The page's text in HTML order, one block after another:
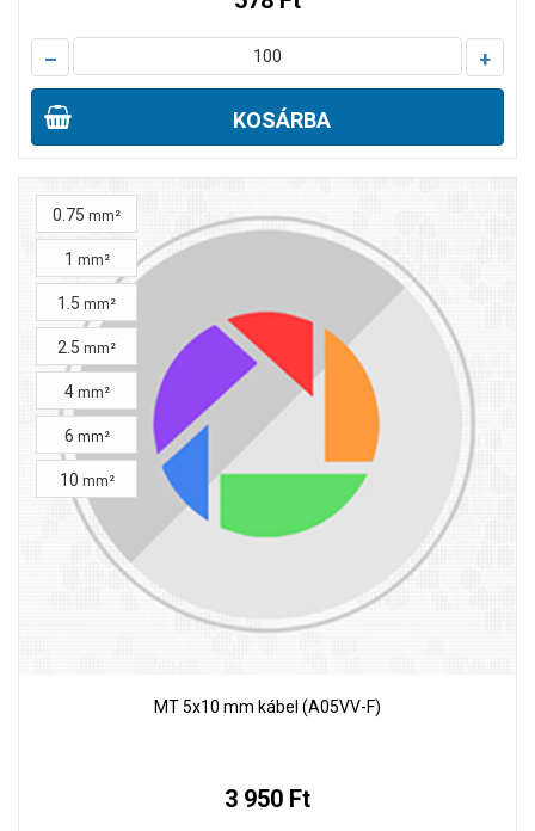
– +
KOSÁRBA
MT 5x10 mm kábel (A05VV-F)
3 950 Ft
0.75 mm²
1 mm²
1.5 mm²
2.5 mm²
4 mm²
6 mm²
10 mm²